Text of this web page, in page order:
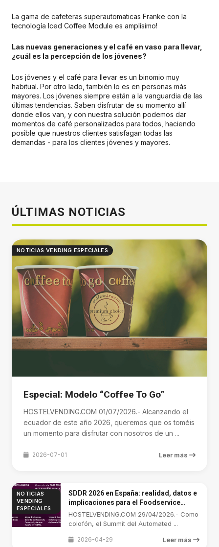
La gama de cafeteras superautomaticas Franke con la
tecnología Iced Coffee Module es amplísimo!
Las nuevas generaciones y el café en vaso para llevar,
¿cuál es la percepción de los jóvenes?
Los jóvenes y el café para llevar es un binomio muy
habitual. Por otro lado, también lo es en personas más
mayores. Los jóvenes siempre están a la vanguardia de las
últimas tendencias. Saben disfrutar de su momento allí
donde ellos van, y con nuestra solución podemos dar
momentos de café personalizados para todos, haciendo
posible que nuestros clientes satisfagan todas las
demandas - para los clientes jóvenes y mayores.
ÚLTIMAS NOTICIAS
NOTICIAS VENDING ESPECIALES
Especial: Modelo “Coffee To Go”
HOSTELVENDING.COM 01/07/2026.- Alcanzando el
ecuador de este año 2026, queremos que os toméis
un momento para disfrutar con nosotros de un ...
2026-07-01 Leer más
NOTICIAS
VENDING
ESPECIALES
SDDR 2026 en España: realidad, datos e
implicaciones para el Foodservice
(Especial: Sexta Parte)
HOSTELVENDING.COM 29/04/2026.- Como
colofón, el Summit del Automated ...
2026-04-29 Leer más